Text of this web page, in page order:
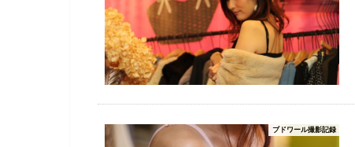
ブドワール撮影記録